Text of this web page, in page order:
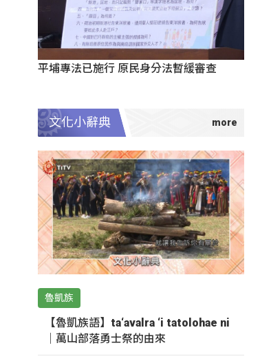
平埔專法已施行 原民身分法暫緩審查
文化小辭典
魯凱族
【魯凱族語】ta‘avalra ‘i tatolohae ni
｜萬山部落勇士祭的由來